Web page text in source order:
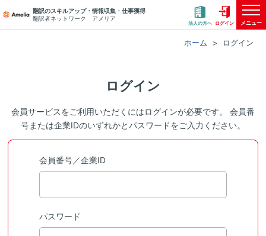
翻訳のスキルアップ・情報収集・仕事獲得
翻訳者ネットワーク アメリア
法人の方へ ログイン メニュー
ホーム ログイン
ログイン
会員サービスをご利用いただくにはログインが必要です。 会員番
号または企業IDのいずれかとパスワードをご入力ください。
会員番号／企業ID
パスワード